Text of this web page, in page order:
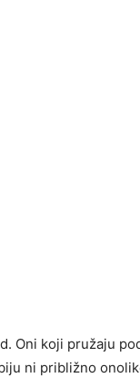
Oni koji pružaju
ni približno